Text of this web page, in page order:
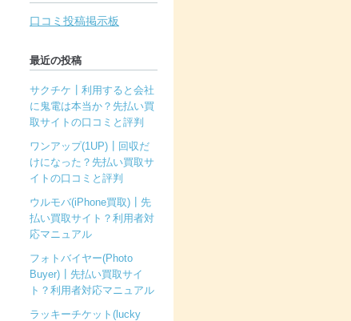
口コミ投稿掲示板
最近の投稿
サクチケ┃利用すると会社
に鬼電は本当か？先払い買
取サイトの口コミと評判
ワンアップ(1UP)┃回収だ
けになった？先払い買取サ
イトの口コミと評判
ウルモバ(iPhone買取)┃先
払い買取サイト？利用者対
応マニュアル
フォトバイヤー(Photo
Buyer)┃先払い買取サイ
ト？利用者対応マニュアル
ラッキーチケット(lucky